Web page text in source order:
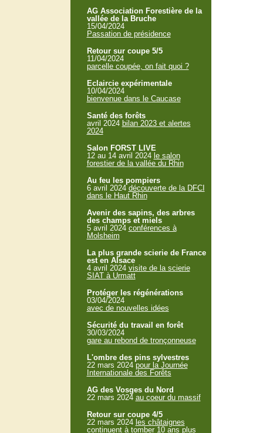
AG Association Forestière de la
vallée de la Bruche
15/04/2024
Passation de présidence
Retour sur coupe 5/5
11/04/2024
parcelle coupée, on fait quoi ?
Eclaircie expérimentale
10/04/2024
bienvenue dans le Caucase
Santé des forêts
avril 2024 bilan 2023 et alertes
2024
Salon FORST LIVE
12 au 14 avril 2024 le salon
forestier de la vallée du Rhin
Au feu les pompiers
6 avril 2024 découverte de la DFCI
dans le Haut Rhin
Avenir des sapins, des arbres
des champs et miels
5 avril 2024 conférences à
Molsheim
La plus grande scierie de France
est en Alsace
4 avril 2024 visite de la scierie
SIAT à Urmatt
Protéger les régénérations
03/04/2024
avec de nouvelles idées
Sécurité du travail en forêt
30/03/2024
gare au rebond de tronçonneuse
L'ombre des pins sylvestres
22 mars 2024 pour la Journée
Internationale des Forêts
AG des Vosges du Nord
22 mars 2024 au coeur du massif
Retour sur coupe 4/5
22 mars 2024 les châtaignes
continuent à tomber 10 ans plus